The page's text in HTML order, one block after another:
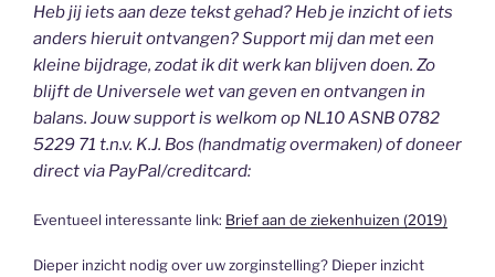
Heb jij iets aan deze tekst gehad? Heb je inzicht of iets
anders hieruit ontvangen? Support mij dan met een
kleine bijdrage, zodat ik dit werk kan blijven doen. Zo
blijft de Universele wet van geven en ontvangen in
balans. Jouw support is welkom op NL10 ASNB 0782
5229 71 t.n.v. K.J. Bos (handmatig overmaken) of doneer
direct via PayPal/creditcard:
Eventueel interessante link: Brief aan de ziekenhuizen (2019)
Dieper inzicht nodig over uw zorginstelling? Dieper inzicht